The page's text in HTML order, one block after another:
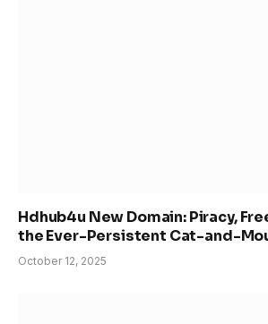
Hdhub4u New Domain: Piracy,
the Ever-Persistent Cat-and-
October 12, 2025